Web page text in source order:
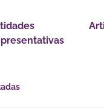
Raras é Medida de